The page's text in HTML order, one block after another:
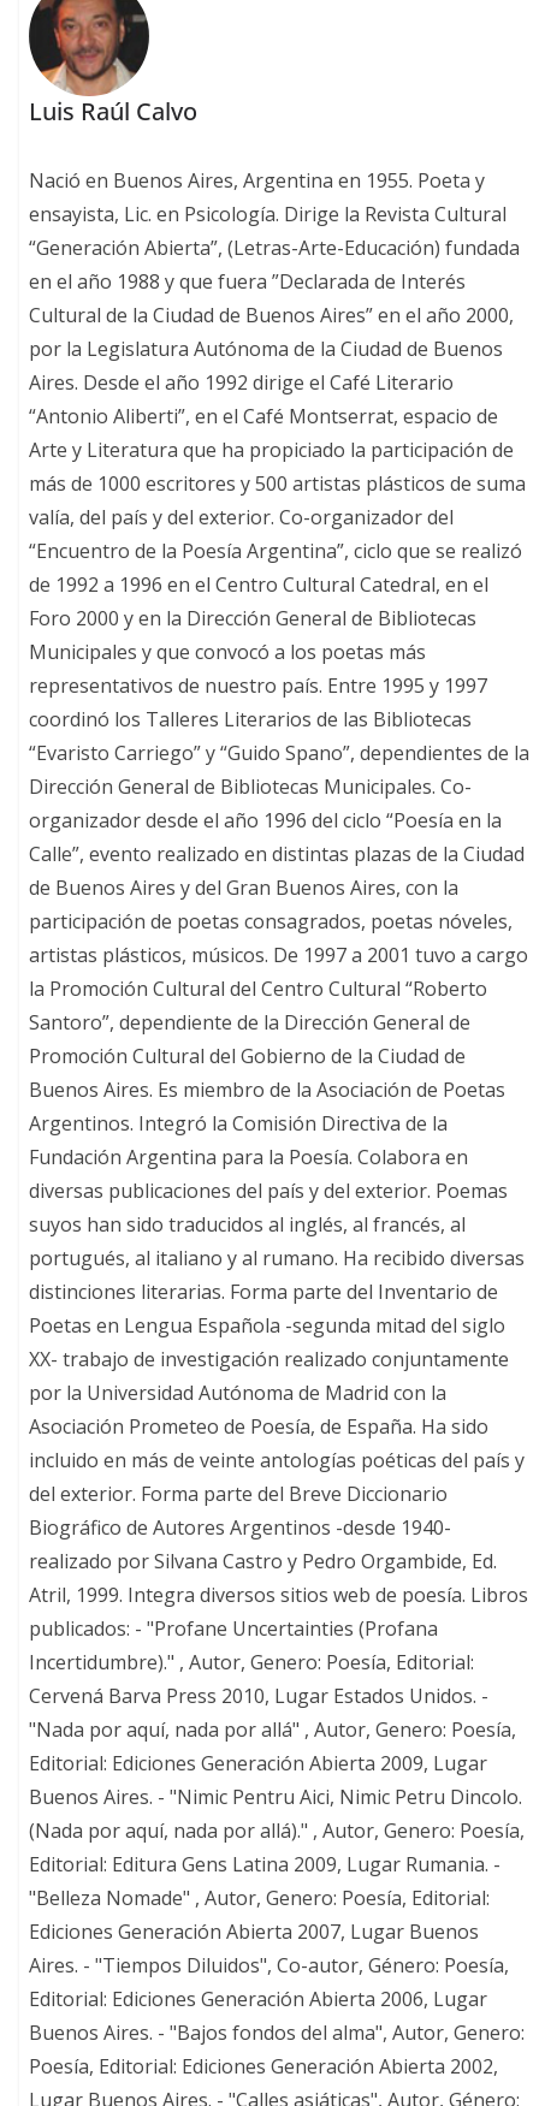
Luis Raúl Calvo
Nació en Buenos Aires, Argentina en 1955. Poeta y
ensayista, Lic. en Psicología. Dirige la Revista Cultural
“Generación Abierta”, (Letras-Arte-Educación) fundada
en el año 1988 y que fuera ”Declarada de Interés
Cultural de la Ciudad de Buenos Aires” en el año 2000,
por la Legislatura Autónoma de la Ciudad de Buenos
Aires. Desde el año 1992 dirige el Café Literario
“Antonio Aliberti”, en el Café Montserrat, espacio de
Arte y Literatura que ha propiciado la participación de
más de 1000 escritores y 500 artistas plásticos de suma
valía, del país y del exterior. Co-organizador del
“Encuentro de la Poesía Argentina”, ciclo que se realizó
de 1992 a 1996 en el Centro Cultural Catedral, en el
Foro 2000 y en la Dirección General de Bibliotecas
Municipales y que convocó a los poetas más
representativos de nuestro país. Entre 1995 y 1997
coordinó los Talleres Literarios de las Bibliotecas
“Evaristo Carriego” y “Guido Spano”, dependientes de la
Dirección General de Bibliotecas Municipales. Co-
organizador desde el año 1996 del ciclo “Poesía en la
Calle”, evento realizado en distintas plazas de la Ciudad
de Buenos Aires y del Gran Buenos Aires, con la
participación de poetas consagrados, poetas nóveles,
artistas plásticos, músicos. De 1997 a 2001 tuvo a cargo
la Promoción Cultural del Centro Cultural “Roberto
Santoro”, dependiente de la Dirección General de
Promoción Cultural del Gobierno de la Ciudad de
Buenos Aires. Es miembro de la Asociación de Poetas
Argentinos. Integró la Comisión Directiva de la
Fundación Argentina para la Poesía. Colabora en
diversas publicaciones del país y del exterior. Poemas
suyos han sido traducidos al inglés, al francés, al
portugués, al italiano y al rumano. Ha recibido diversas
distinciones literarias. Forma parte del Inventario de
Poetas en Lengua Española -segunda mitad del siglo
XX- trabajo de investigación realizado conjuntamente
por la Universidad Autónoma de Madrid con la
Asociación Prometeo de Poesía, de España. Ha sido
incluido en más de veinte antologías poéticas del país y
del exterior. Forma parte del Breve Diccionario
Biográfico de Autores Argentinos -desde 1940-
realizado por Silvana Castro y Pedro Orgambide, Ed.
Atril, 1999. Integra diversos sitios web de poesía. Libros
publicados: - "Profane Uncertainties (Profana
Incertidumbre)." , Autor, Genero: Poesía, Editorial:
Cervená Barva Press 2010, Lugar Estados Unidos. -
"Nada por aquí, nada por allá" , Autor, Genero: Poesía,
Editorial: Ediciones Generación Abierta 2009, Lugar
Buenos Aires. - "Nimic Pentru Aici, Nimic Petru Dincolo.
(Nada por aquí, nada por allá)." , Autor, Genero: Poesía,
Editorial: Editura Gens Latina 2009, Lugar Rumania. -
"Belleza Nomade" , Autor, Genero: Poesía, Editorial:
Ediciones Generación Abierta 2007, Lugar Buenos
Aires. - "Tiempos Diluidos", Co-autor, Género: Poesía,
Editorial: Ediciones Generación Abierta 2006, Lugar
Buenos Aires. - "Bajos fondos del alma", Autor, Genero:
Poesía, Editorial: Ediciones Generación Abierta 2002,
Lugar Buenos Aires. - "Calles asiáticas", Autor, Género: